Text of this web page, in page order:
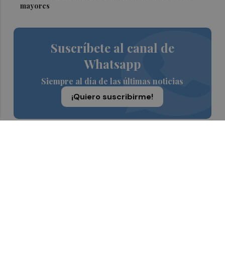
mayores
Suscríbete al canal de
Whatsapp
Siempre al día de las últimas noticias
¡Quiero suscribirme!